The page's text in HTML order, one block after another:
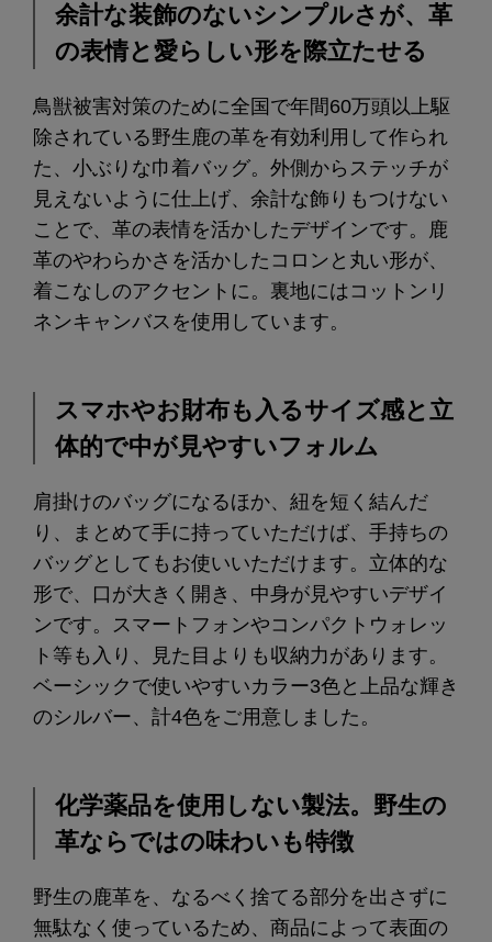
余計な装飾のないシンプルさが、革
の表情と愛らしい形を際立たせる
鳥獣被害対策のために全国で年間60万頭以上駆
除されている野生鹿の革を有効利用して作られ
た、小ぶりな巾着バッグ。外側からステッチが
見えないように仕上げ、余計な飾りもつけない
ことで、革の表情を活かしたデザインです。鹿
革のやわらかさを活かしたコロンと丸い形が、
着こなしのアクセントに。裏地にはコットンリ
ネンキャンバスを使用しています。
スマホやお財布も入るサイズ感と立
体的で中が見やすいフォルム
肩掛けのバッグになるほか、紐を短く結んだ
り、まとめて手に持っていただけば、手持ちの
バッグとしてもお使いいただけます。立体的な
形で、口が大きく開き、中身が見やすいデザイ
ンです。スマートフォンやコンパクトウォレッ
ト等も入り、見た目よりも収納力があります。
ベーシックで使いやすいカラー3色と上品な輝き
のシルバー、計4色をご用意しました。
化学薬品を使用しない製法。野生の
革ならではの味わいも特徴
野生の鹿革を、なるべく捨てる部分を出さずに
無駄なく使っているため、商品によって表面の